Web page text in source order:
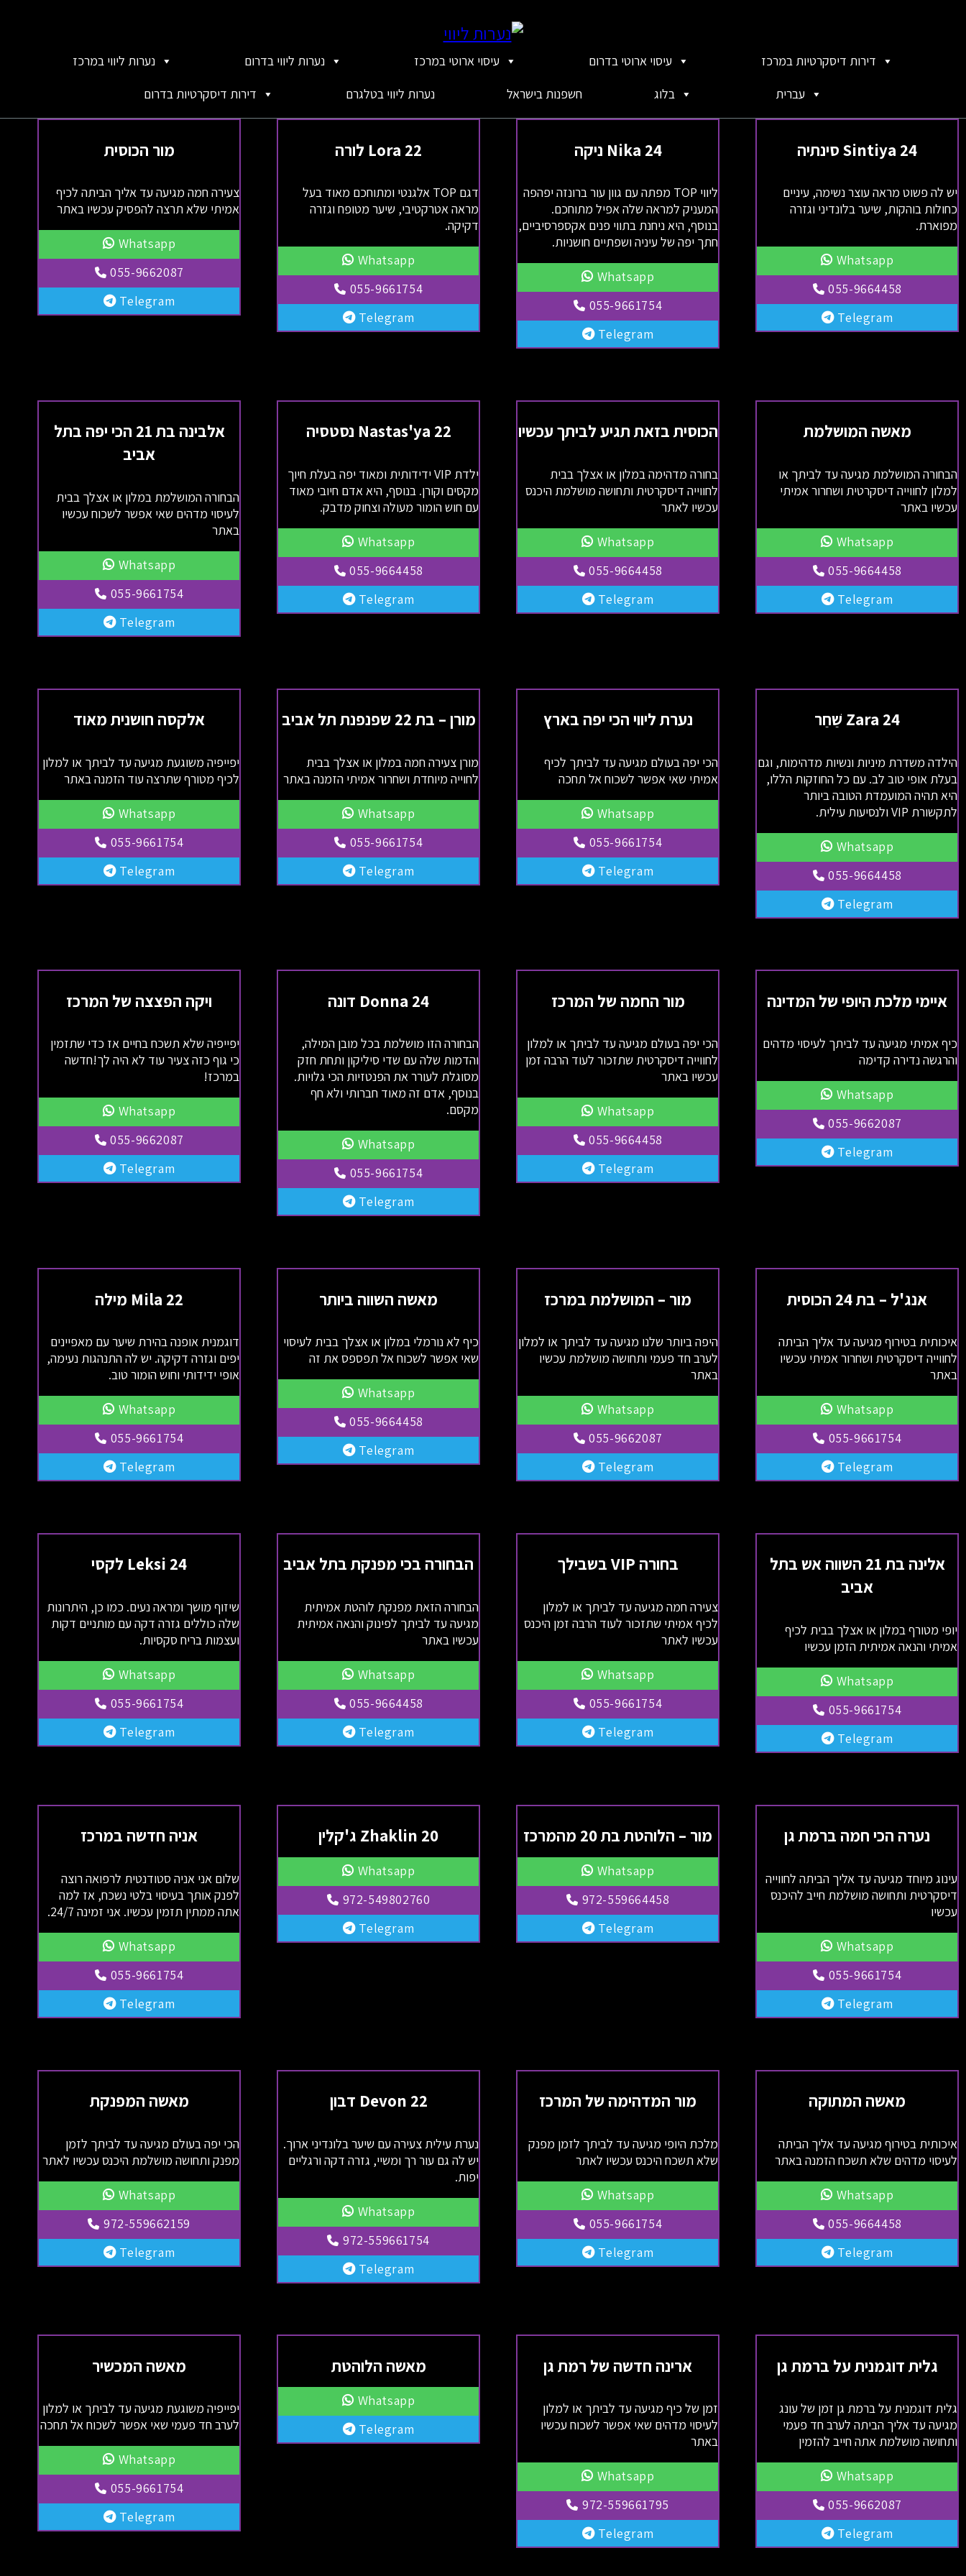
נערות ליווי במרכז נערות ליווי בדרום עיסוי ארוטי במרכז עיסוי ארוטי בדרום
דירות דיסקרטיות במרכז
דירות דיסקרטיות בדרום
נערות ליווי בטלגרם חשפנות בישראל בלוג עברית
Sintiya 24 סינתיה
יש לה פשוט מראה עוצר נשימה, עיניים
כחולות בוהקות, שיער בלונדיני וגזרה
מפוארת.
Whatsapp
055-9664458
Telegram
Nika 24 ניקה
ליווי TOP מפתה עם גוון עור ברונזה יפהפה
המעניק למראה שלה אפיל מתוחכם.
בנוסף, היא ניחנת בתווי פנים אקספרסיביים,
חתך יפה של עיניה ושפתיים חושניות.
Whatsapp
055-9661754
Telegram
Lora 22 לורה
דגם TOP אלגנטי ומתוחכם מאוד בעל
מראה אטרקטיבי, שיער מטופח וגזרה
דקיקה.
Whatsapp
055-9661754
Telegram
מור הכוסית
צעירה חמה מגיעה עד אליך הביתה לכיף
אמיתי שלא תרצה להפסיק עכשיו באתר
Whatsapp
055-9662087
Telegram
מאשה המושלמת
הבחורה המושלמת מגיעה עד לביתך או
למלון לחווייה דיסקרטית ושחרור אמיתי
עכשיו באתר
Whatsapp
055-9664458
Telegram
הכוסית בזאת תגיע לביתך עכשיו
בחורה מדהימה במלון או אצלך בבית
לחווייה דיסקרטית ותחושה מושלמת היכנס
עכשיו לאתר
Whatsapp
055-9664458
Telegram
Nastas'ya 22 נסטסיה
ילדת VIP ידידותית ומאוד יפה בעלת חיוך
מקסים וקורן. בנוסף, היא אדם חיובי מאוד
עם חוש הומור מעולה וצחוק מדבק.
Whatsapp
055-9664458
Telegram
אלבינה בת 21 הכי יפה בתל
אביב
הבחורה המושלמת במלון או אצלך בבית
לעיסוי מדהים שאי אפשר לשכוח עכשיו
באתר
Whatsapp
055-9661754
Telegram
Zara 24 שַׁחַר
הילדה משדרת מיניות ונשיות מדהימות, וגם
בעלת אופי טוב לב. עם כל החוזקות הללו,
היא תהיה המועמדת הטובה ביותר
לתקשורת VIP ולנסיעות עילית.
Whatsapp
055-9664458
Telegram
נערת ליווי הכי יפה בארץ
הכי יפה בעולם מגיעה עד לביתך לכיף
אמיתי שאי אפשר לשכוח אל תחכה
Whatsapp
055-9661754
Telegram
מורן – בת 22 שפנפנת תל אביב
מורן צעירה חמה במלון או אצלך בבית
לחוייה מיוחדת ושחרור אמיתי הזמנה באתר
Whatsapp
055-9661754
Telegram
אלקסה חושנית מאוד
יפייפיה משוגעת מגיעה עד לביתך או למלון
לכיף מטורף שתרצה עוד הזמנה באתר
Whatsapp
055-9661754
Telegram
איימי מלכת היופי של המדינה
כיף אמיתי מגיעה עד לביתך לעיסוי מדהים
והרגשה נדירה קדימה
Whatsapp
055-9662087
Telegram
מור החמה של המרכז
הכי יפה בעולם מגיעה עד לביתך או למלון
לחווייה דיסקרטית שתזכור לעוד הרבה זמן
עכשיו באתר
Whatsapp
055-9664458
Telegram
Donna 24 דונה
הבחורה הזו מושלמת בכל מובן המילה,
והדמות שלה עם שדי סיליקון ותחת חזק
מסוגלת לעורר את הפנטזיות הכי גלויות.
בנוסף, אדם זה מאוד חברותי ולא חף
מקסם.
Whatsapp
055-9661754
Telegram
ויקה הפצצה של המרכז
יפייפיה שלא תשכח בחיים אז כדי שתזמין
כי גוף כזה צעיר עוד לא היה לך!חדשה
במרכז!
Whatsapp
055-9662087
Telegram
אנג'ל – בת 24 הכוסית
איכותית בטירוף מגיעה עד אליך הביתה
לחווייה דיסקרטית ושחרור אמיתי עכשיו
באתר
Whatsapp
055-9661754
Telegram
מור – המושלמת במרכז
היפה ביותר שלנו מגיעה עד לביתך או למלון
לערב חד פעמי ותחושה מושלמת עכשיו
באתר
Whatsapp
055-9662087
Telegram
מאשה השווה ביותר
כיף לא נורמלי במלון או אצלך בבית לעיסוי
שאי אפשר לשכוח אל תפספס את זה
Whatsapp
055-9664458
Telegram
Mila 22 מילה
דוגמנית אופנה בהירת שיער עם מאפיינים
יפים וגזרה דקיקה. יש לה התנהגות נעימה,
אופי ידידותי וחוש הומור טוב.
Whatsapp
055-9661754
Telegram
אלינה בת 21 השווה אש בתל
אביב
יופי מטורף במלון או אצלך בבית לכיף
אמיתי והנאה אמיתית הזמן עכשיו
Whatsapp
055-9661754
Telegram
בחורה VIP בשבילך
צעירה חמה מגיעה עד לביתך או למלון
לכיף אמיתי שתזכור לעוד הרבה זמן היכנס
עכשיו לאתר
Whatsapp
055-9661754
Telegram
הבחורה בכי מפנקת בתל אביב
הבחורה הזאת מפנקת לוהטת אמיתית
מגיעה עד לביתך לפינוק והנאה אמיתית
עכשיו באתר
Whatsapp
055-9664458
Telegram
Leksi 24 לקסי
שיזוף מושך ומראה נעים. כמו כן, היתרונות
שלה כוללים גזרה דקה עם מותניים דקות
ועצמות בריח סקסיות.
Whatsapp
055-9661754
Telegram
נערה הכי חמה ברמת גן
עינוג מיוחד מגיעה עד אליך הביתה לחווייה
דיסקרטית ותחושה מושלמת חייב להיכנס
עכשיו
Whatsapp
055-9661754
Telegram
מור – הלוהטת בת 20 מהמרכז
Whatsapp
972-559664458
Telegram
Zhaklin 20 ג'קלין
Whatsapp
972-549802760
Telegram
אניה חדשה במרכז
שלום אני אניה סטודנטית לרפואה רוצה
לפנק אותך בעיסוי בלטי נשכח, אז למה
אתה ממתין תזמין עכשיו. אני זמינה 24/7.
Whatsapp
055-9661754
Telegram
מאשה המתוקה
איכותית בטירוף מגיעה עד אליך הביתה
לעיסוי מדהים שלא תשכח הזמנה באתר
Whatsapp
055-9664458
Telegram
מור המדהימה של המרכז
מלכת היופי מגיעה עד לביתך לזמן מפנק
שלא תשכח היכנס עכשיו לאתר
Whatsapp
055-9661754
Telegram
Devon 22 דבון
נערת עילית צעירה עם שיער בלונדיני ארוך.
יש לה גם עור רך ומשיי, גזרה דקה ורגליים
יפות.
Whatsapp
972-559661754
Telegram
מאשה המפנקת
הכי יפה בעולם מגיעה עד לביתך לזמן
מפנק ותחושה מושלמת היכנס עכשיו לאתר
Whatsapp
972-559662159
Telegram
גלית דוגמנית על ברמת גן
גלית דוגמנית על ברמת גן זמן של עונג
מגיעה עד אליך הביתה לערב חד פעמי
ותחושה מושלמת אתה חייב להזמין
Whatsapp
055-9662087
Telegram
ארינה חדשה של רמת גן
זמן של כיף מגיעה עד לביתך או למלון
לעיסוי מדהים שאי אפשר לשכוח עכשיו
באתר
Whatsapp
972-559661795
Telegram
מאשה הלוהטת
Whatsapp
Telegram
מאשה המכשיר
יפייפיה משוגעת מגיעה עד לביתך או למלון
לערב חד פעמי שאי אפשר לשכוח אל תחכה
Whatsapp
055-9661754
Telegram